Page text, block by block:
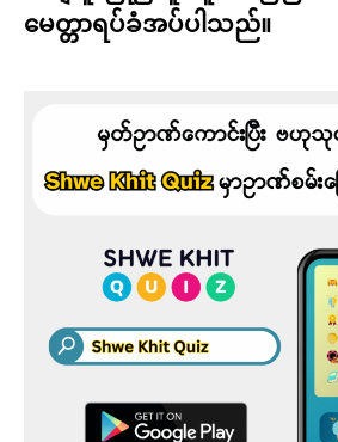
မေတ္တာရပ်ခံအပ်ပါသည်။